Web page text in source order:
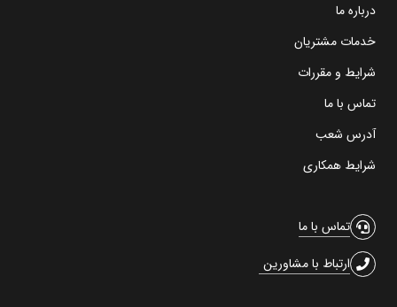
درباره ما
خدمات مشتریان
شرایط و مقررات
تماس با ما
آدرس شعب
شرایط همکاری
تماس با ما
ارتباط با مشاورین